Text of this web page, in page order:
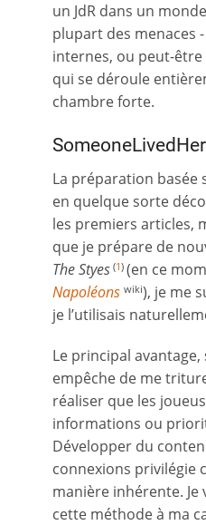
un JdR dans un
plupart des menaces
internes, ou peut-
qui se déroule
chambre forte.
La préparation basée
en quelque sorte
les premiers articles,
que je prépare de
The Styes (1) (en ce
Napoléons wiki), je me
je l’utilisais
Le principal
empêche de me
réaliser que les
informations ou
Développer du
connexions privilégie
manière inhérente. Je
cette méthode à ma